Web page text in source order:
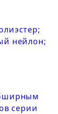
нейлон;
серии